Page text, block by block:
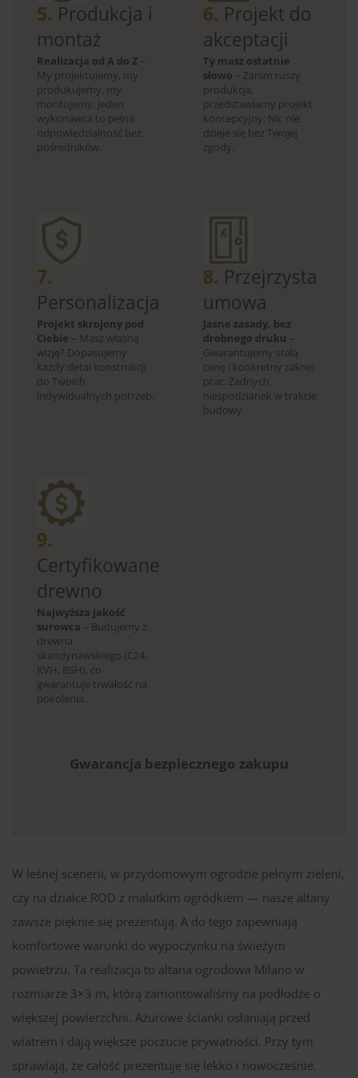
5. Produkcja i
montaż
Realizacja od A do Z –
My projektujemy, my
produkujemy, my
montujemy. Jeden
wykonawca to pełna
odpowiedzialność bez
pośredników.
6. Projekt do
akceptacji
Ty masz ostatnie
słowo – Zanim ruszy
produkcja,
przedstawiamy projekt
koncepcyjny. Nic nie
dzieje się bez Twojej
zgody.
7.
Personalizacja
Projekt skrojony pod
Ciebie – Masz własną
wizję? Dopasujemy
każdy detal konstrukcji
do Twoich
indywidualnych potrzeb.
8. Przejrzysta
umowa
Jasne zasady, bez
drobnego druku –
Gwarantujemy stałą
cenę i konkretny zakres
prac. Żadnych
niespodzianek w trakcie
budowy.
9.
Certyfikowane
drewno
Najwyższa jakość
surowca – Budujemy z
drewna
skandynawskiego (C24,
KVH, BSH), co
gwarantuje trwałość na
pokolenia.
Gwarancja bezpiecznego zakupu
W leśnej scenerii, w przydomowym ogrodzie pełnym zieleni,
czy na działce ROD z malutkim ogródkiem — nasze altany
zawsze pięknie się prezentują. A do tego zapewniają
komfortowe warunki do wypoczynku na świeżym
powietrzu. Ta realizacja to altana ogrodowa Milano w
rozmiarze 3×3 m, którą zamontowaliśmy na podłodze o
większej powierzchni. Ażurowe ścianki osłaniają przed
wiatrem i dają większe poczucie prywatności. Przy tym
sprawiają, że całość prezentuje się lekko i nowocześnie.